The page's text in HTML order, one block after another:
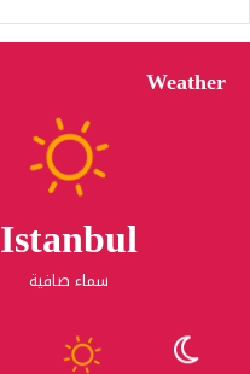
Weather
Istanbul
سماء صافية